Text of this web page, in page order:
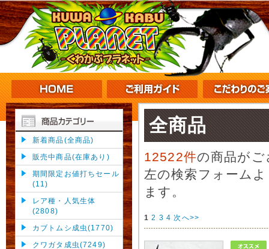
新着商品(全商品)
販売中商品(在庫あり)
期間限定お値打ちセール
(11)
レア種・人気生体
(2808)
カブトムシ成虫(1770)
クワガタ成虫(7249)
全商品
12522件の商品が
左の検索フォーム
ます。
1 2 3 4 次へ>>